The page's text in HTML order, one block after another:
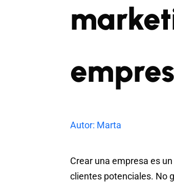
Autor: Marta
Crear una empresa es
clientes potenciales. No